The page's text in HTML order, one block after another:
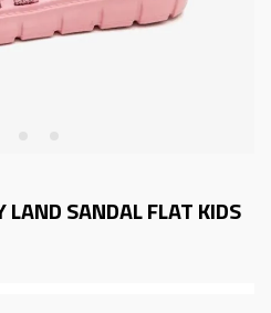
SANDAL FLAT KIDS